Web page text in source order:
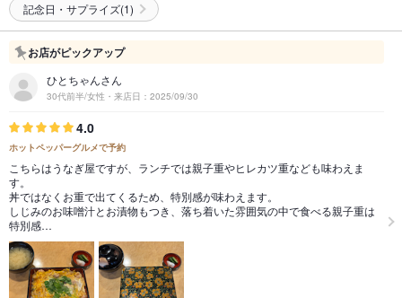
記念日・サプライズ(1)
お店がピックアップ
ひとちゃんさん
30代前半/女性・来店日：2025/09/30
4.0
ホットペッパーグルメで予約
こちらはうなぎ屋ですが、ランチでは親子重やヒレカツ重なども味わえま
す。
丼ではなくお重で出てくるため、特別感が味わえます。
しじみのお味噌汁とお漬物もつき、落ち着いた雰囲気の中で食べる親子重は
特別感…